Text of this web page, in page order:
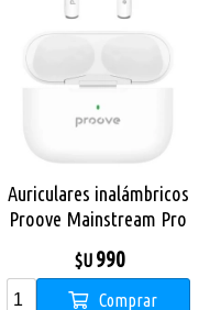
Auriculares inalámbricos
Proove Mainstream Pro
$U 990
Comprar